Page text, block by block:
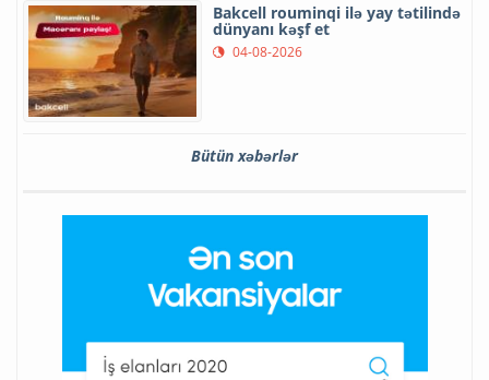
Bakcell rouminqi ilə yay tətilində
dünyanı kəşf et
04-08-2026
Bütün xəbərlər